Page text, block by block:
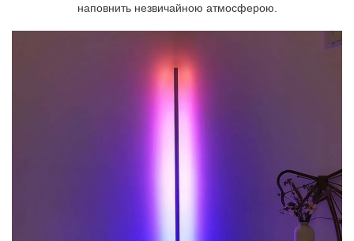
наповнить незвичайною атмосферою.